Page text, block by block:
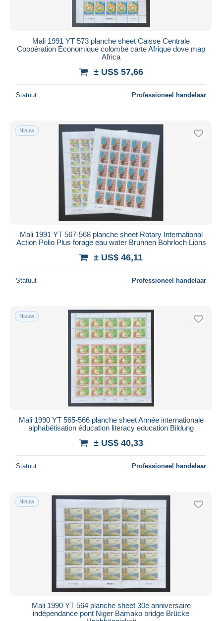
Mali 1991 YT 573 planche sheet Caisse Centrale
Coopération Économique colombe carte Afrique dove map
Africa
± US$ 57,66
Statuut Professioneel handelaar
Nieuw
Mali 1991 YT 567-568 planche sheet Rotary International
Action Polio Plus forage eau water Brunnen Bohrloch Lions
± US$ 46,11
Statuut Professioneel handelaar
Nieuw
Mali 1990 YT 565-566 planche sheet Année internationale
alphabétisation éducation literacy education Bildung
± US$ 40,33
Statuut Professioneel handelaar
Nieuw
Mali 1990 YT 564 planche sheet 30e anniversaire
indépendance pont Niger Bamako bridge Brücke